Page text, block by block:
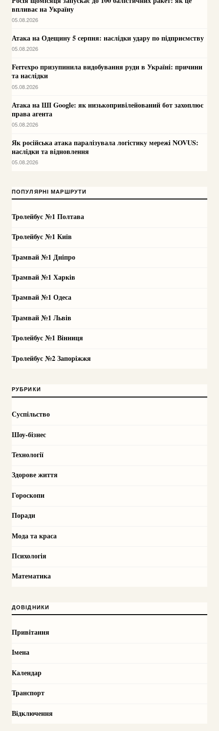
впливає на Україну
05.08.2026
Атака на Одещину 5 серпня: наслідки удару по підприємству
05.08.2026
Ferrexpo призупинила видобування руди в Україні: причини
та наслідки
05.08.2026
Атака на ШІ Google: як низькопривілейований бот захоплює
права агента
05.08.2026
Як російська атака паралізувала логістику мережі NOVUS:
наслідки та відновлення
05.08.2026
ПОПУЛЯРНІ МАРШРУТИ
Тролейбус №1 Полтава
Тролейбус №1 Київ
Трамвай №1 Дніпро
Трамвай №1 Харків
Трамвай №1 Одеса
Трамвай №1 Львів
Тролейбус №1 Вінниця
Тролейбус №2 Запоріжжя
РУБРИКИ
Суспільство
Шоу-бізнес
Технології
Здорове життя
Гороскопи
Поради
Мода та краса
Психологія
Математика
ДОВІДНИКИ
Привітання
Імена
Календар
Транспорт
Відключення